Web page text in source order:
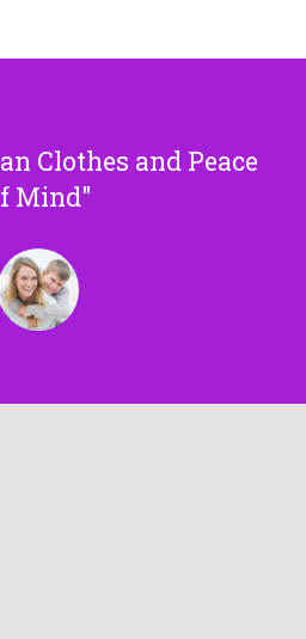
Clothes and Peace
Mind